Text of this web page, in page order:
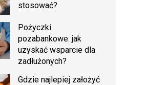
stosować?
Pożyczki
pozabankowe: jak
uzyskać wsparcie dla
zadłużonych?
Gdzie najlepiej założyć